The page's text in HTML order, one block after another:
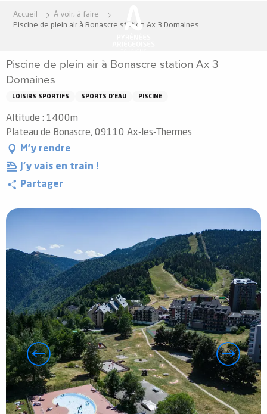
Accueil
À voir, à faire
Piscine de plein air à Bonascre station Ax 3 Domaines
Piscine de plein air à Bonascre station Ax 3
Domaines
LOISIRS SPORTIFS SPORTS D'EAU PISCINE
Altitude : 1400m
Plateau de Bonascre, 09110 Ax-les-Thermes
M'y rendre
J'y vais en train !
Partager